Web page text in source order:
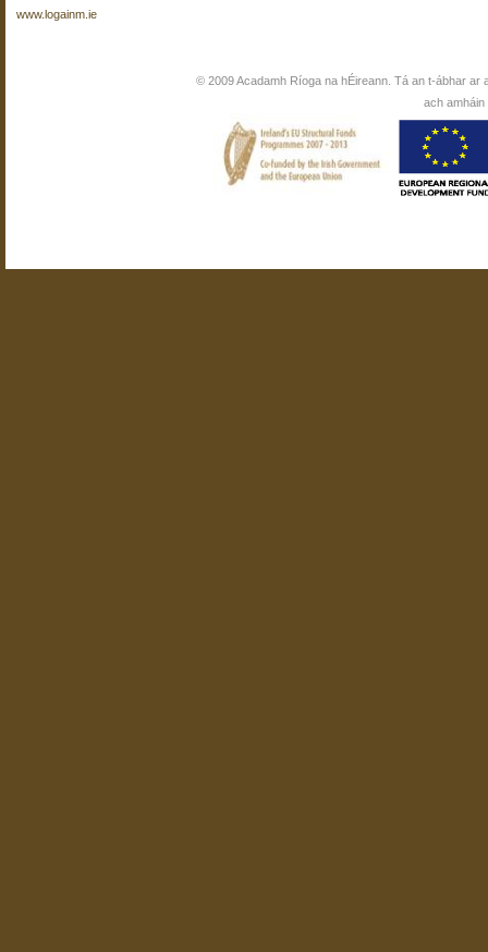
www.logainm.ie
© 2009 Acadamh Ríoga na hÉireann. Tá an t-ábhar ar
ach amháin